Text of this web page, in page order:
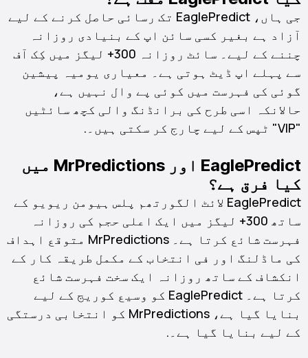
جی ہاں، EaglePredict تک رسائی حاصل کرنے کے لیے
آزاد ہے بغیر کسی سائن اپ کے بنیادی روزانہ
چننے کے لیے۔ سائٹ روزانہ 300+ لیگز میں کِک آف
سے پہلے اپ ڈیٹ ہوتی ہے۔ معیاری یومیہ پیشین
گوئی کی فہرست میں کوئی پے وال نہیں ہے،
حالانکہ اسی طرح کی برانڈنگ والی کچھ سائٹیں
"VIP" ٹپس کے لیے چارج کر سکتی ہیں۔.
EaglePredict اور MrPredictions میں
کیا فرق ہے؟
EaglePredict لائٹ الگورتھم پلس ہیومن ریویو کے
ساتھ 300+ لیگز میں ایک اعلی حجم کی روزانہ
فہرست شائع کرتا ہے۔ MrPredictions متوقع اہداف
کی ماڈلنگ اور فی انتخاب کے مکمل طریقہ کار کے
انکشاف کے ساتھ روزانہ ایک سخت فہرست شائع
کرتا ہے۔ EaglePredict کو وسیع کوریج کے لیے
بنایا گیا ہے، MrPredictions کو انتخابی درستگی
کے لیے بنایا گیا ہے۔.